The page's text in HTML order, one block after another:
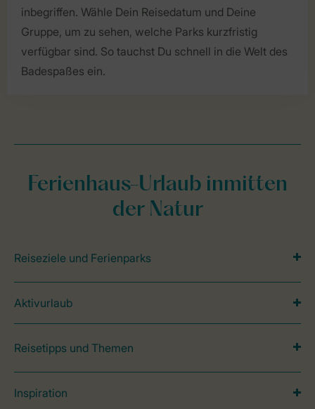
inbegriffen. Wähle Dein Reisedatum und Deine
Gruppe, um zu sehen, welche Parks kurzfristig
verfügbar sind. So tauchst Du schnell in die Welt des
Badespaßes ein.
Ferienhaus-Urlaub inmitten
der Natur
Reiseziele und Ferienparks
Aktivurlaub
Reisetipps und Themen
Inspiration